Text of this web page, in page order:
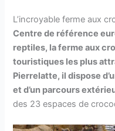
L’incroyable ferme aux
Centre de référence
reptiles, la ferme aux
touristiques les plus
Pierrelatte, il dispose
et d’un parcours
des 23 espaces de